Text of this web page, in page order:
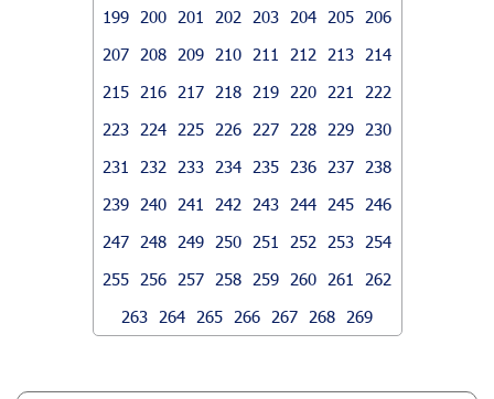
199
200 201 202 203 204 205
206
207
208 209 210 211 212 213
214
215
216 217 218 219 220 221
222
223
224 225 226 227 228 229
230
231
232 233 234 235 236 237
238
239
240 241 242 243 244 245
246
247
248 249 250 251 252 253
254
255
256 257 258 259 260 261
262
263
264 265 266 267 268 269